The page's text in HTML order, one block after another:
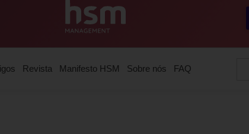
Revista Manifesto HSM Sobre nós FAQ